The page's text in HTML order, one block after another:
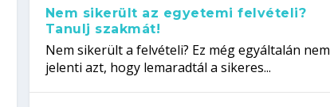
Nem sikerült az egyetemi felvételi?
Tanulj szakmát!
Nem sikerült a felvételi? Ez még egyáltalán nem
jelenti azt, hogy lemaradtál a sikeres...